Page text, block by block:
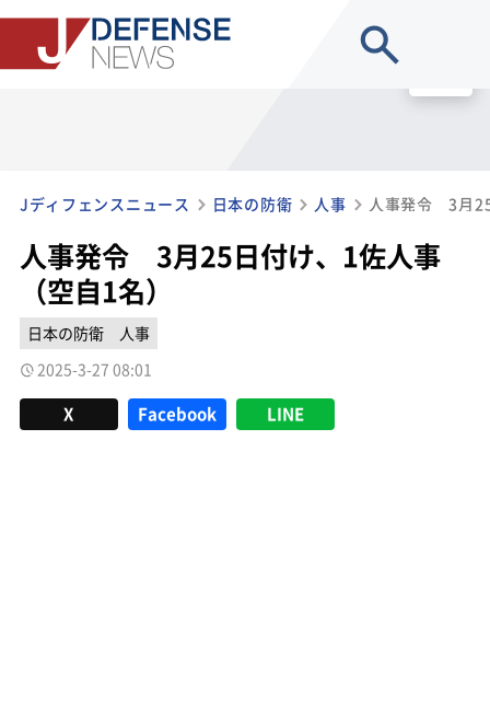
Jディフェンスニュース 日本の防衛 人事 人事発令 3月
人事発令 3月25日付け、1佐人事
（空自1名）
日本の防衛
人事
2025-3-27 08:01
X Facebook LINE